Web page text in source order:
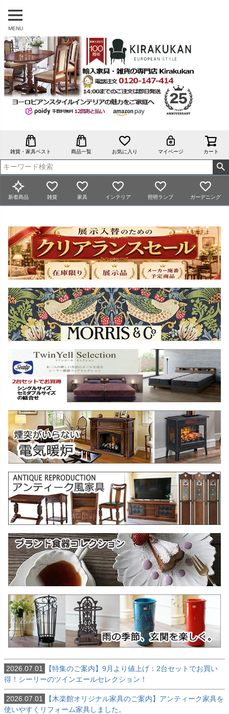
MENU
雑貨・家具ベスト 商品一覧 お気に入り マイページ カート
新着商品 雑貨 家具 インテリア 照明ランプ ガーデニング
2026.07.01
【特集のご案内】9月より値上げ：2台セットでお買い
得！シーリーのツインエールセレクション！
2026.07.01
【木楽館オリジナル家具のご案内】アンティーク家具を
使いやすくリフォーム家具しました。